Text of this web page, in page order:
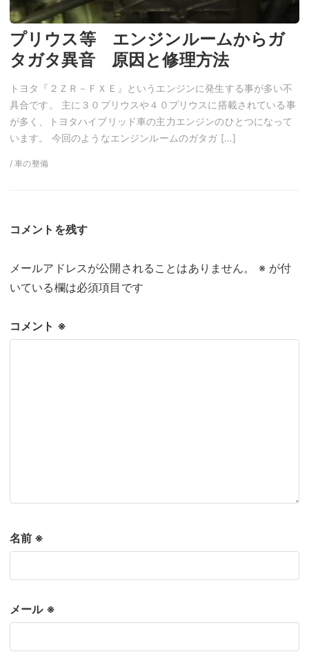
プリウス等 エンジンルームからガ
タガタ異音 原因と修理方法
トヨタ『２ＺＲ－ＦＸＥ』というエンジンに発生する事が多い不
具合です。 主に３０プリウスや４０プリウスに搭載されている事
が多く、トヨタハイブリッド車の主力エンジンのひとつになって
います。 今回のようなエンジンルームのガタガ […]
/ 車の整備
コメントを残す
メールアドレスが公開されることはありません。 ※が付
いている欄は必須項目です
コメント ※
名前 ※
メール ※